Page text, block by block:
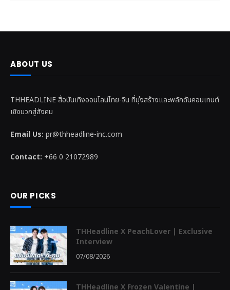
ABOUT US
THHEADLINE สื่อบันเทิงออนไลน์ไทย-จีน ที่มุ่งสร้างและพลักดันคอนเทนต์
เชิงบวกสู่สังคม
Email Us: pr@thheadline-inc.com
Contact: +66 0 21072989
OUR PICKS
THHeadline X PeachLover | Exclusive
Interview
07/08/2026
THHeadline X Frozen Valentine |